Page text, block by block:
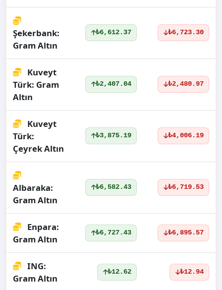
Şekerbank:
Gram Altın
₺6,612.37 ₺6,723.30
Kuveyt
Türk: Gram
Altın
₺2,407.04 ₺2,480.97
Kuveyt
Türk:
Çeyrek Altın
₺3,875.19 ₺4,006.19
Albaraka:
Gram Altın
₺6,582.43 ₺6,719.53
Enpara:
Gram Altın
₺6,727.43 ₺6,895.57
ING:
Gram Altın
₺12.62 ₺12.94